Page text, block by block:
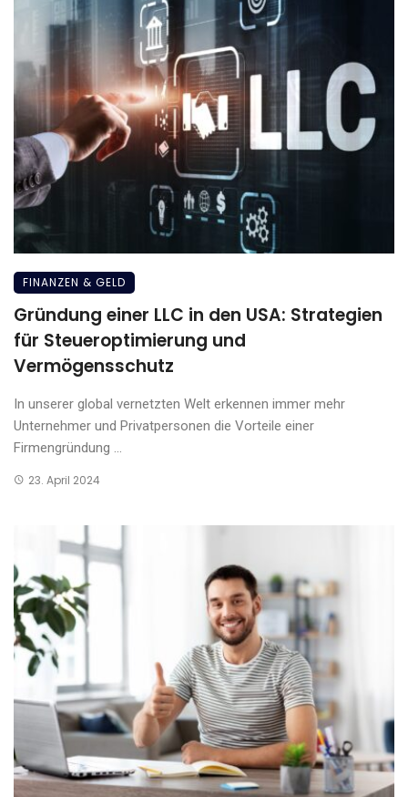
FINANZEN & GELD
Gründung einer LLC in den USA: Strategien
für Steueroptimierung und
Vermögensschutz
In unserer global vernetzten Welt erkennen immer mehr
Unternehmer und Privatpersonen die Vorteile einer
Firmengründung ...
23. April 2024